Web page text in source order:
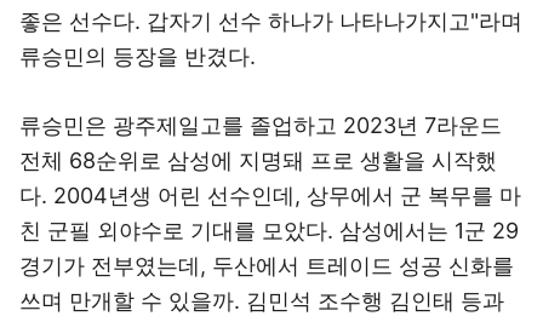
좋은 선수다. 갑자기 선수 하나가 나타나가지고"라며
류승민의 등장을 반겼다.
류승민은 광주제일고를 졸업하고 2023년 7라운드
전체 68순위로 삼성에 지명돼 프로 생활을 시작했
다. 2004년생 어린 선수인데, 상무에서 군 복무를 마
친 군필 외야수로 기대를 모았다. 삼성에서는 1군 29
경기가 전부였는데, 두산에서 트레이드 성공 신화를
쓰며 만개할 수 있을까. 김민석 조수행 김인태 등과